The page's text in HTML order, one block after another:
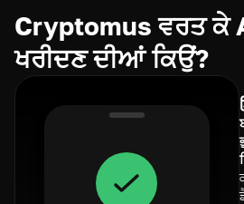
Cryptomus ਵਰਤ ਕੇ
ਖਰੀਦਣ ਦੀਆਂ ਕਿਉਂ?